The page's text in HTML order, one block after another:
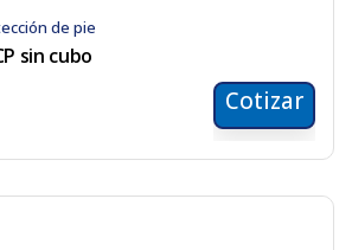
de pie
sin cubo
Cotizar